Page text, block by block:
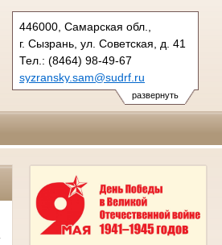
развернуть
446000, Самарская обл.,
г. Сызрань, ул. Советская, д. 41
Тел.: (8464) 98-49-67
syzransky.sam@sudrf.ru